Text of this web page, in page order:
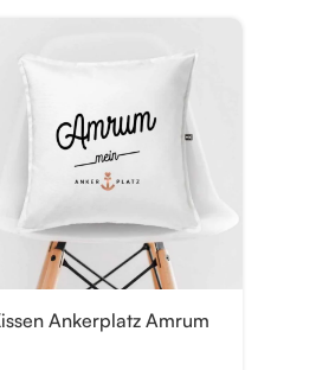
Ankerplatz Amrum